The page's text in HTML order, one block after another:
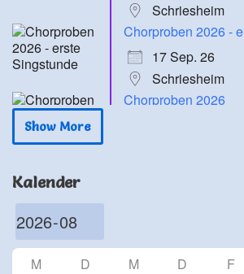
Schriesheim
Chorproben 2026 -
17 Sep. 26
Schriesheim
Chorproben 2026
8 Okt. 26
Show More
Kalender
M D M D F